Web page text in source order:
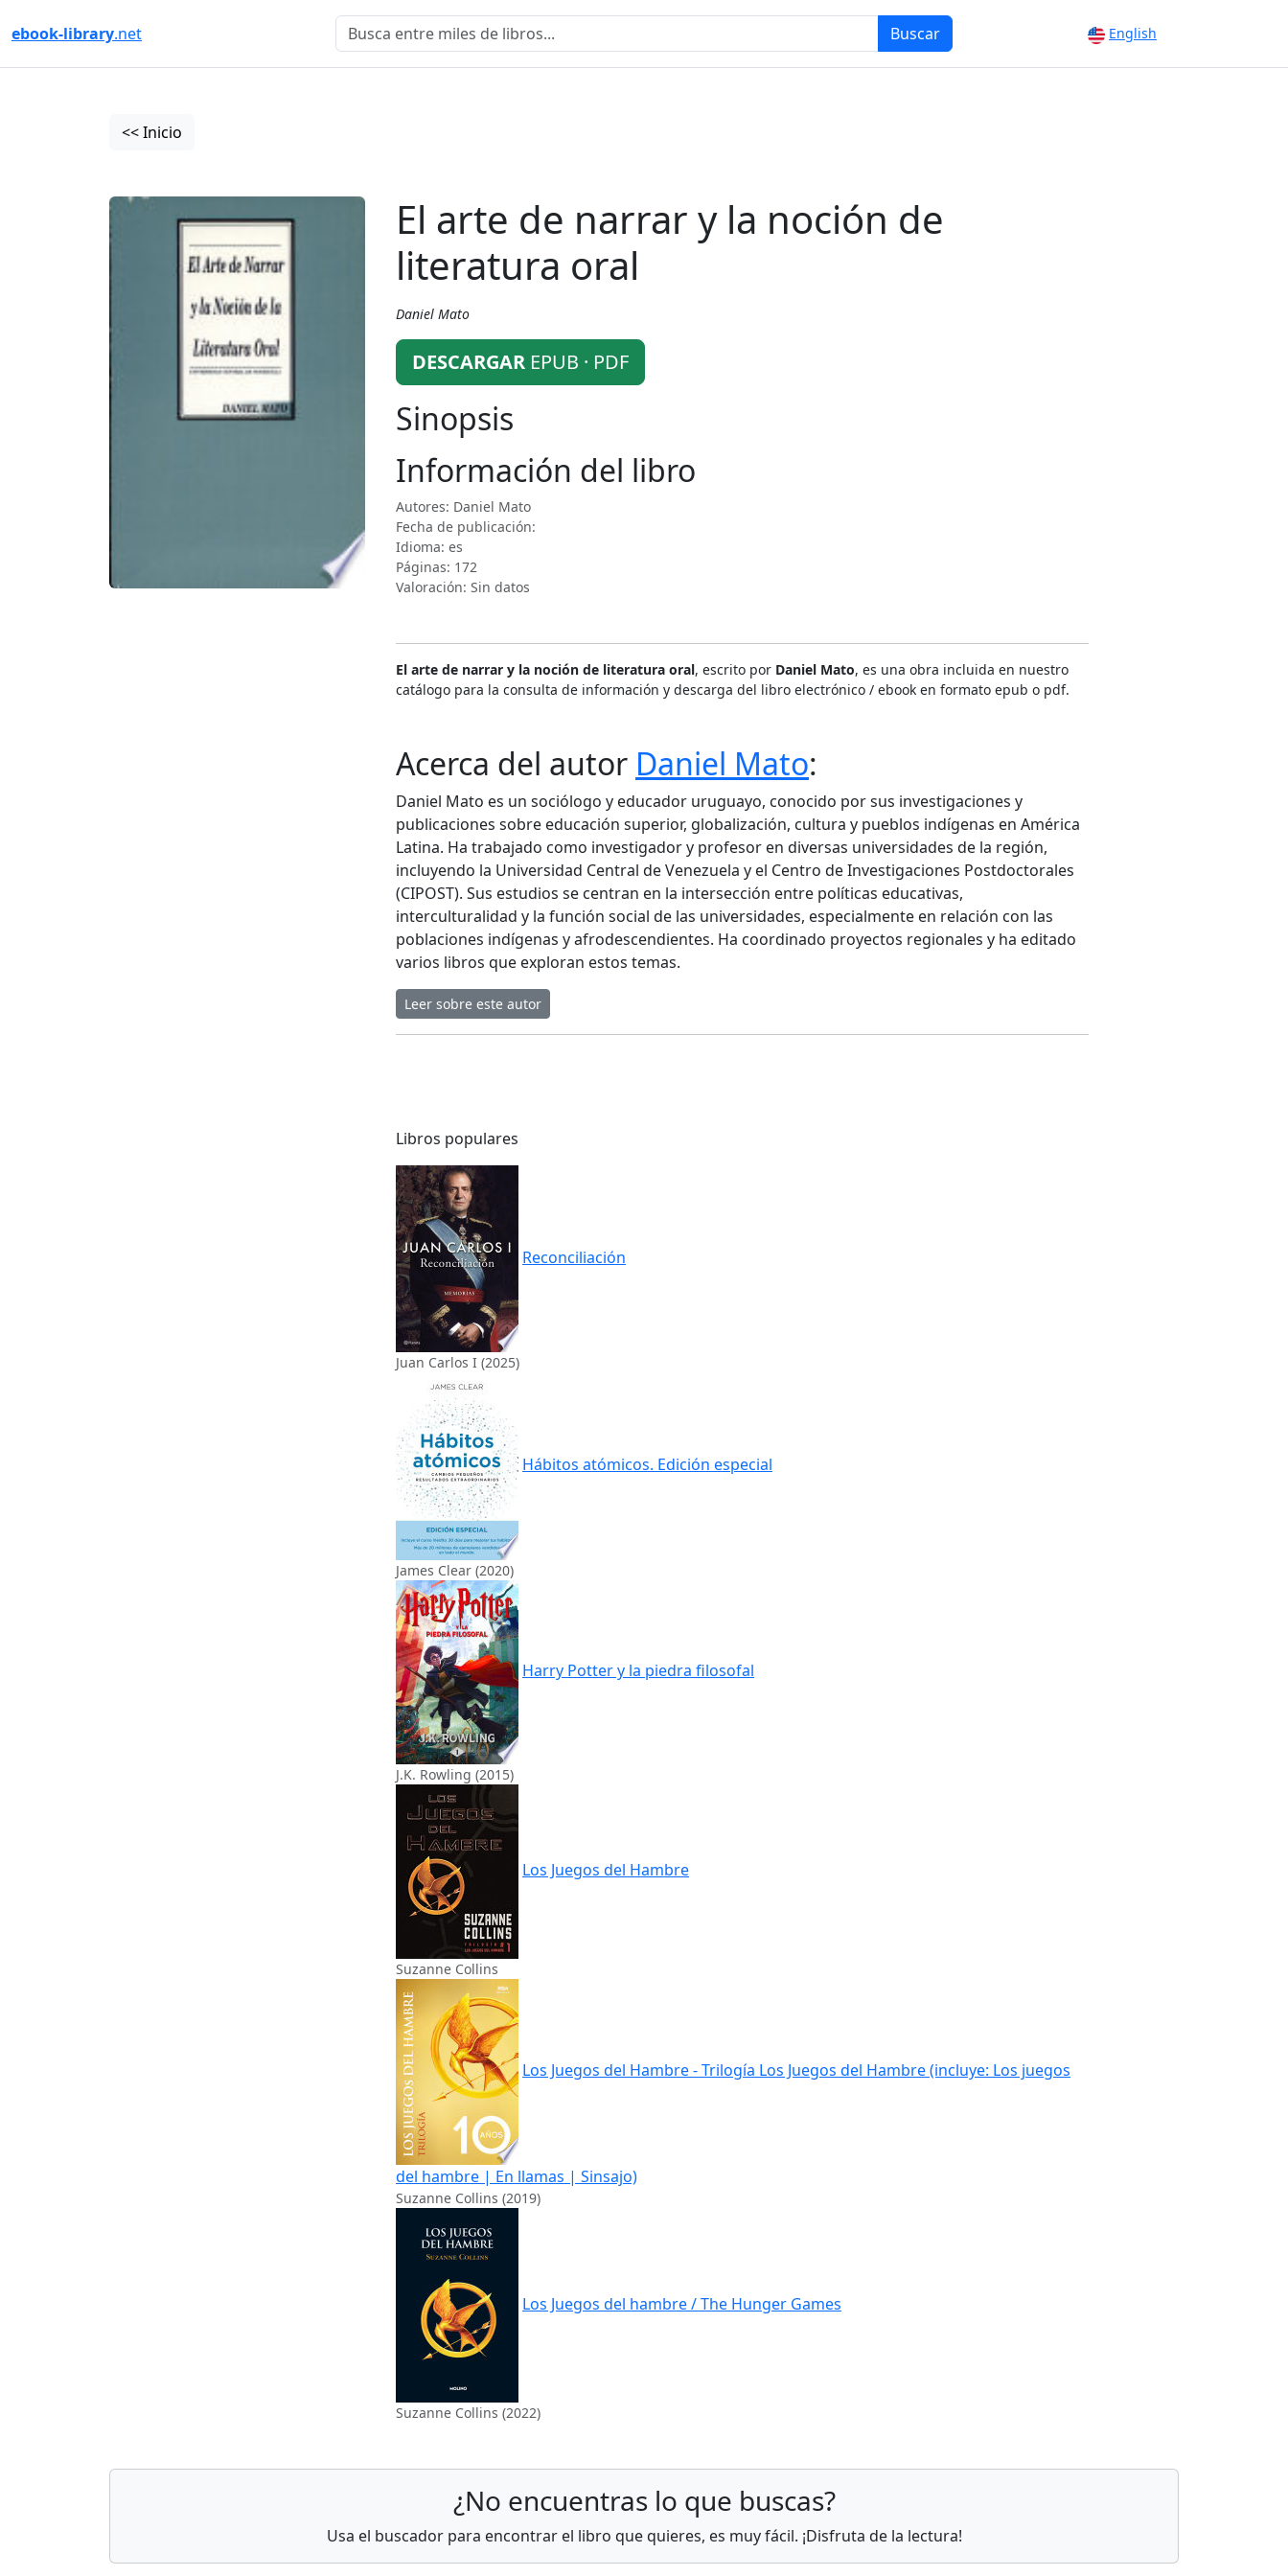
ebook-library.net Buscar English
<< Inicio
El arte de narrar y la noción de
literatura oral
Daniel Mato
DESCARGAR EPUB · PDF
Sinopsis
Información del libro
Autores: Daniel Mato
Fecha de publicación:
Idioma: es
Páginas: 172
Valoración: Sin datos
El arte de narrar y la noción de literatura oral, escrito por Daniel Mato, es una obra incluida en nuestro
catálogo para la consulta de información y descarga del libro electrónico / ebook en formato epub o pdf.
Acerca del autor Daniel Mato:
Daniel Mato es un sociólogo y educador uruguayo, conocido por sus investigaciones y
publicaciones sobre educación superior, globalización, cultura y pueblos indígenas en América
Latina. Ha trabajado como investigador y profesor en diversas universidades de la región,
incluyendo la Universidad Central de Venezuela y el Centro de Investigaciones Postdoctorales
(CIPOST). Sus estudios se centran en la intersección entre políticas educativas,
interculturalidad y la función social de las universidades, especialmente en relación con las
poblaciones indígenas y afrodescendientes. Ha coordinado proyectos regionales y ha editado
varios libros que exploran estos temas.
Leer sobre este autor
Libros populares
Reconciliación
Juan Carlos I (2025)
Hábitos atómicos. Edición especial
James Clear (2020)
Harry Potter y la piedra filosofal
J.K. Rowling (2015)
Los Juegos del Hambre
Suzanne Collins
Los Juegos del Hambre - Trilogía Los Juegos del Hambre (incluye: Los juegos
del hambre | En llamas | Sinsajo)
Suzanne Collins (2019)
Los Juegos del hambre / The Hunger Games
Suzanne Collins (2022)
¿No encuentras lo que buscas?
Usa el buscador para encontrar el libro que quieres, es muy fácil. ¡Disfruta de la lectura!